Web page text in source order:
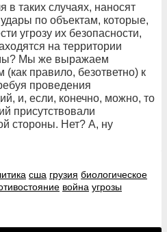
в таких случаях, наносят
по объектам, которые,
угрозу их безопасности,
на территории
мы? Мы же выражаем
правило, безответно) к
проведения
и, если, конечно, можно, то
присутствовали
стороны. Нет? А, ну
сша грузия биологическое
война угрозы